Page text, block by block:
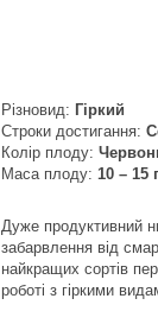
Різновид: Гіркий
Строки достигання:
Колір плоду:
Маса плоду: 10 – 15 г
Дуже продуктивний
забарвлення від
найкращих сортів
роботі з гіркими